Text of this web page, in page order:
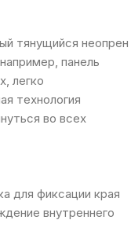
тянущийся неопрен
панель
легко
технология
во всех
для фиксации края
внутреннего